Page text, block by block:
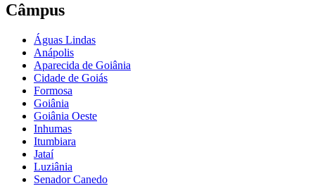
Câmpus
Águas Lindas
Anápolis
Aparecida de Goiânia
Cidade de Goiás
Formosa
Goiânia
Goiânia Oeste
Inhumas
Itumbiara
Jataí
Luziânia
Senador Canedo